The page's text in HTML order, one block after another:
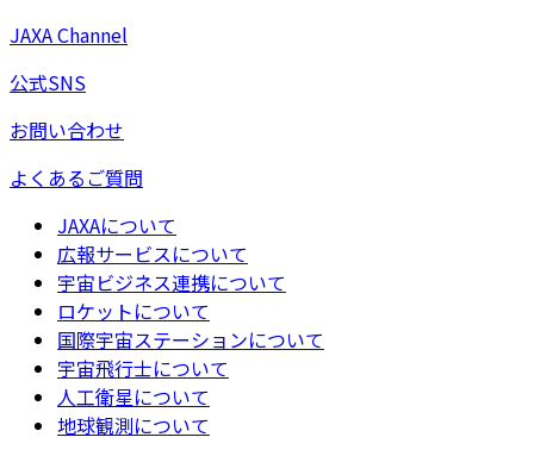
JAXA Channel
公式SNS
お問い合わせ
よくあるご質問
JAXAについて
広報サービスについて
宇宙ビジネス連携について
ロケットについて
国際宇宙ステーションについて
宇宙飛行士について
人工衛星について
地球観測について